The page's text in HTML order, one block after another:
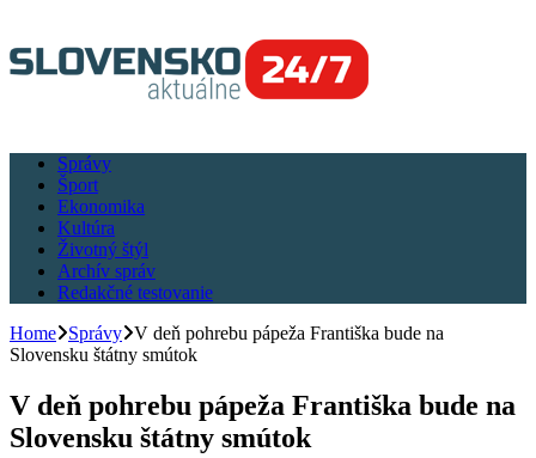
Správy
Šport
Ekonomika
Kultúra
Životný štýl
Archív správ
Redakčné testovanie
Home
Správy V deň pohrebu pápeža Františka bude na
Slovensku štátny smútok
V deň pohrebu pápeža Františka bude na
Slovensku štátny smútok